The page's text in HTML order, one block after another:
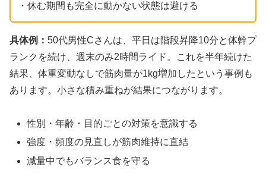
・休む期間も完全に動かない状態は避ける
具体例： 50代男性Cさんは、平日は階段昇降10分と体幹プ
ランクを続け、週末のみ2時間ライド。これを半年続けた
結果、体重変動なしで筋肉量が1kg増加したという事例も
あります。小さな積み重ねが結果につながります。
性別・年齢・目的ごとの対策を意識する
強度・頻度の見直しが筋肉維持に直結
減量中でもバランス食を守る